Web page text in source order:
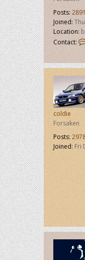
Posts: 2891
Joined:
Location:
Contact:
coldie
Forsaken
Posts:
Joined:Fri